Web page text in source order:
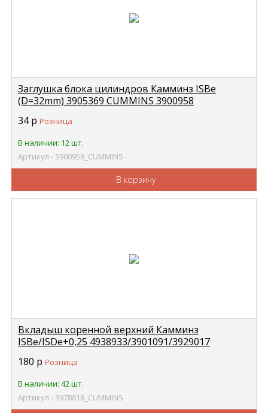
Заглушка блока цилиндров Камминз ISBe
(D=32mm) 3905369 CUMMINS 3900958
34р Розница
В наличии: 12 шт.
Артикул - 3900958_CUMMINS
В корзину
Вкладыш коренной верхний Камминз
ISBe/ISDe+0,25 4938933/3901091/3929017
180 р Розница
В наличии: 42 шт.
Артикул - 3978818_CUMMINS